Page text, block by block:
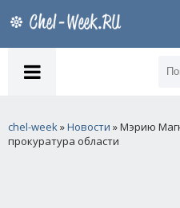
chel-week»Новости » Мэрию
прокуратура области